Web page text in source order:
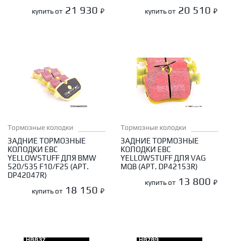
купить от 21 930 ₽ купить от 20 510 ₽
Тормозные колодки
ЗАДНИЕ ТОРМОЗНЫЕ
КОЛОДКИ EBC
YELLOWSTUFF ДЛЯ BMW
520/535 F10/F25 (АРТ.
DP42047R)
купить от 18 150 ₽
Тормозные колодки
ЗАДНИЕ ТОРМОЗНЫЕ
КОЛОДКИ EBC
YELLOWSTUFF ДЛЯ VAG
MQB (АРТ. DP42153R)
купить от 13 800 ₽